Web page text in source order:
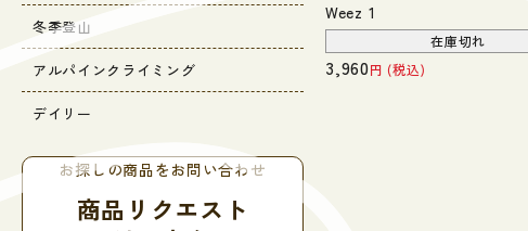
冬季登山
アルパインクライミング
デイリー
お探しの商品をお問い合わせ
商品リクエスト
Weez 1
在庫切れ
3,960 税込